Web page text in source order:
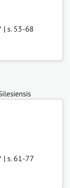
| s. 53-68
| s. 61-77